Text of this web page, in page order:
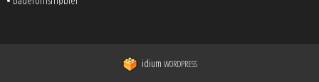
idium WORDPRESS